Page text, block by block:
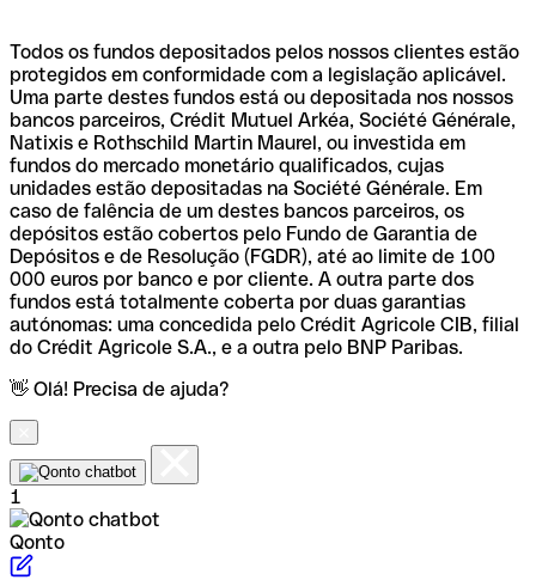
Todos os fundos depositados pelos nossos clientes estão
protegidos em conformidade com a legislação aplicável.
Uma parte destes fundos está ou depositada nos nossos
bancos parceiros, Crédit Mutuel Arkéa, Société Générale,
Natixis e Rothschild Martin Maurel, ou investida em
fundos do mercado monetário qualificados, cujas
unidades estão depositadas na Société Générale. Em
caso de falência de um destes bancos parceiros, os
depósitos estão cobertos pelo Fundo de Garantia de
Depósitos e de Resolução (FGDR), até ao limite de 100
000 euros por banco e por cliente. A outra parte dos
fundos está totalmente coberta por duas garantias
autónomas: uma concedida pelo Crédit Agricole CIB, filial
do Crédit Agricole S.A., e a outra pelo BNP Paribas.
👋 Olá! Precisa de ajuda?
1
Qonto